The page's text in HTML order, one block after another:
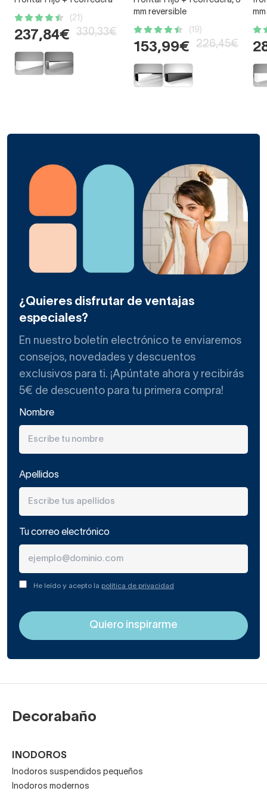
(21)
237,84€ 330,33€
mm reversible
(19)
153,99€ 226,45€
mm
¿Quieres disfrutar de ventajas
especiales?
En nuestro boletín electrónico te enviaremos
consejos, novedades y descuentos
exclusivos para ti. ¡Apúntate ahora y recibirás
5€ de descuento para tu primera compra!
Nombre
Apellidos
Tu correo electrónico
He leído y acepto la política de privacidad
Decorabaño
INODOROS
Inodoros suspendidos pequeños
Inodoros modernos